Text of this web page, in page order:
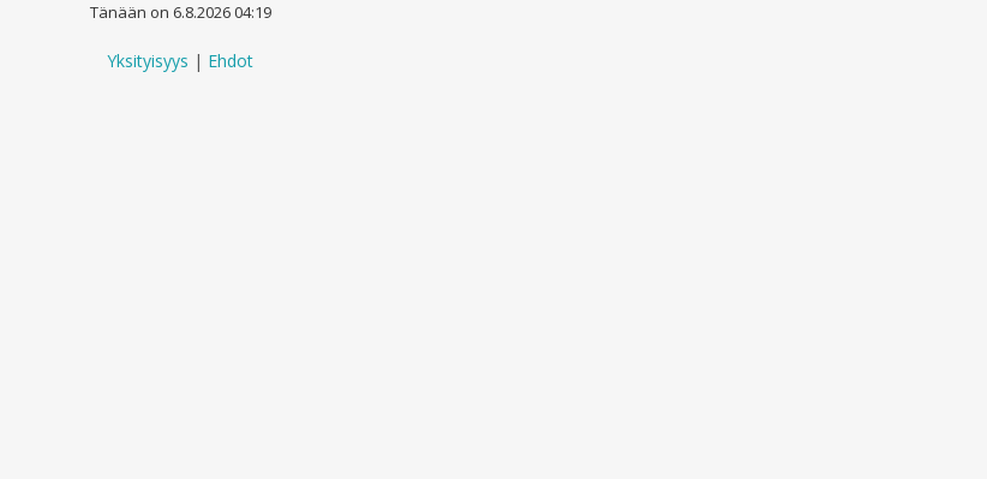
Tänään on 6.8.2026 04:19
Yksityisyys | Ehdot